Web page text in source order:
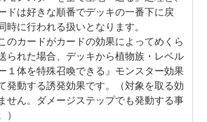
ドは好きな順番でデッキの一番下に戻
時に行われる扱いとなります。
のカードがカードの効果によってめくら
られた場合、デッキから植物族・レベル
１体を特殊召喚できる』モンスター効果
発動する誘発効果です。（対象を取る効
せん。ダメージステップでも発動する事